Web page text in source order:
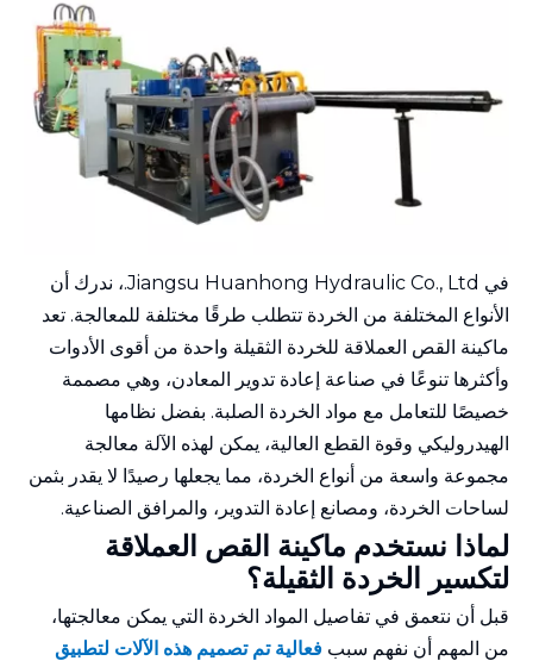
في Jiangsu Huanhong Hydraulic Co., Ltd.، ندرك أن
الأنواع المختلفة من الخردة تتطلب طرقًا مختلفة للمعالجة. تعد
ماكينة القص العملاقة للخردة الثقيلة واحدة من أقوى الأدوات
وأكثرها تنوعًا في صناعة إعادة تدوير المعادن، وهي مصممة
خصيصًا للتعامل مع مواد الخردة الصلبة. بفضل نظامها
الهيدروليكي وقوة القطع العالية، يمكن لهذه الآلة معالجة
مجموعة واسعة من أنواع الخردة، مما يجعلها رصيدًا لا يقدر بثمن
لساحات الخردة، ومصانع إعادة التدوير، والمرافق الصناعية.
لماذا نستخدم ماكينة القص العملاقة
لتكسير الخردة الثقيلة؟
قبل أن نتعمق في تفاصيل المواد الخردة التي يمكن معالجتها،
من المهم أن نفهم سبب فعالية تم تصميم هذه الآلات لتطبيق